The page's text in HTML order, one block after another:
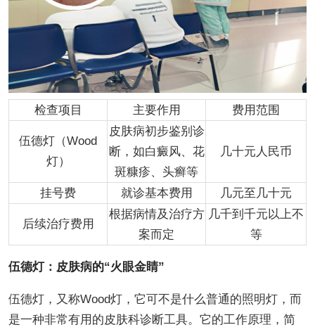
检查项目 主要作用 费用范围
伍德灯（Wood
灯）
皮肤病初步鉴别诊
断，如白癜风、花
斑糠疹、头癣等
几十元人民币
挂号费 就诊基本费用 几元至几十元
后续治疗费用
根据病情及治疗方
案而定
几千到千元以上不
等
伍德灯：皮肤病的“火眼金睛”
伍德灯，又称Wood灯，它可不是什么普通的照明灯，而
是一种非常有用的皮肤科诊断工具。它的工作原理，简